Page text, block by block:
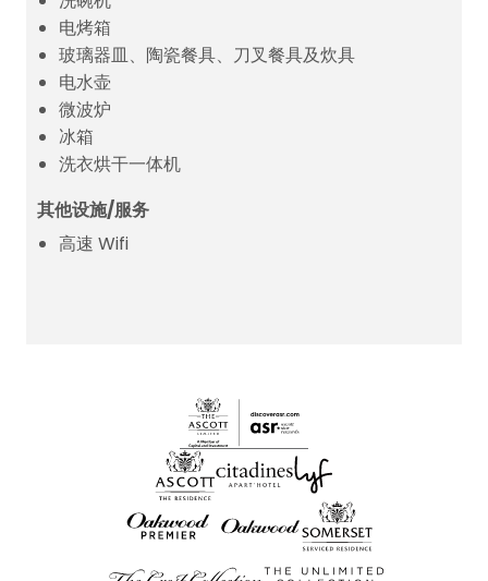
电烤箱
玻璃器皿、陶瓷餐具、刀叉餐具及炊具
电水壶
微波炉
冰箱
洗衣烘干一体机
其他设施/服务
高速 Wifi